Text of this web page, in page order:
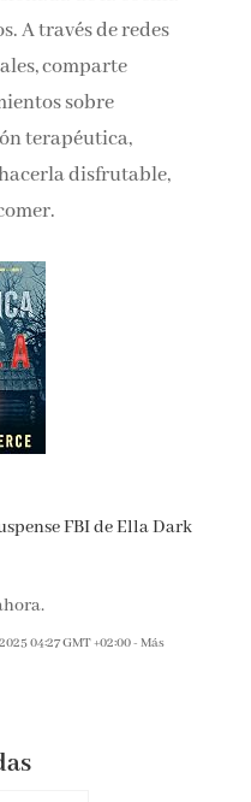
bienestar,
de la cocina
A través de redes
comparte
sobre
terapéutica,